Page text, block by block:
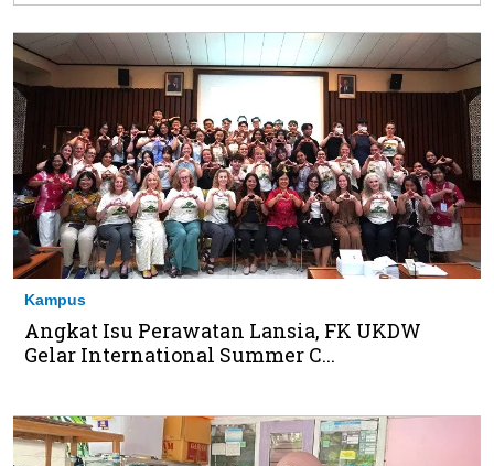
Kampus
Angkat Isu Perawatan Lansia, FK UKDW
Gelar International Summer C...